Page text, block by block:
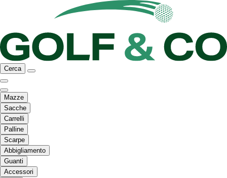
Cerca
Mazze
Sacche
Carrelli
Palline
Scarpe
Abbigliamento
Guanti
Accessori